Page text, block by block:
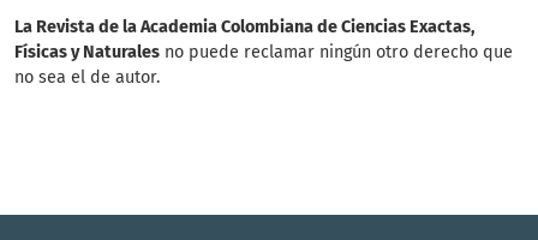
La Revista de la Academia Colombiana de Ciencias Exactas,
Físicas y Naturales no puede reclamar ningún otro derecho que
no sea el de autor.